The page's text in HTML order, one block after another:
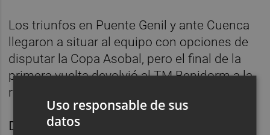
Los triunfos en Puente Genil y ante Cuenca
llegaron a situar al equipo con opciones de
disputar la Copa Asobal, pero el final de la
primera vuelta devolvió al TM Benidorm a la
realidad.
Durante la primera parte del campeonato, los
Uso responsable de sus
datos